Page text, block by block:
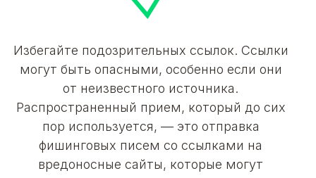
Избегайте подозрительных ссылок. Ссылки
могут быть опасными, особенно если они
от неизвестного источника.
Распространенный прием, который до сих
пор используется, — это отправка
фишинговых писем со ссылками на
вредоносные сайты, которые могут